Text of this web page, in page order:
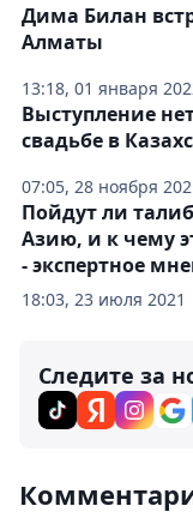
13:18, 01 января
Дима Билан
Алматы
07:05, 28 ноября
Выступление
свадьбе в
18:03, 23 июля 2021
Пойдут ли
Азию, и к чему
- экспертное
Следите за